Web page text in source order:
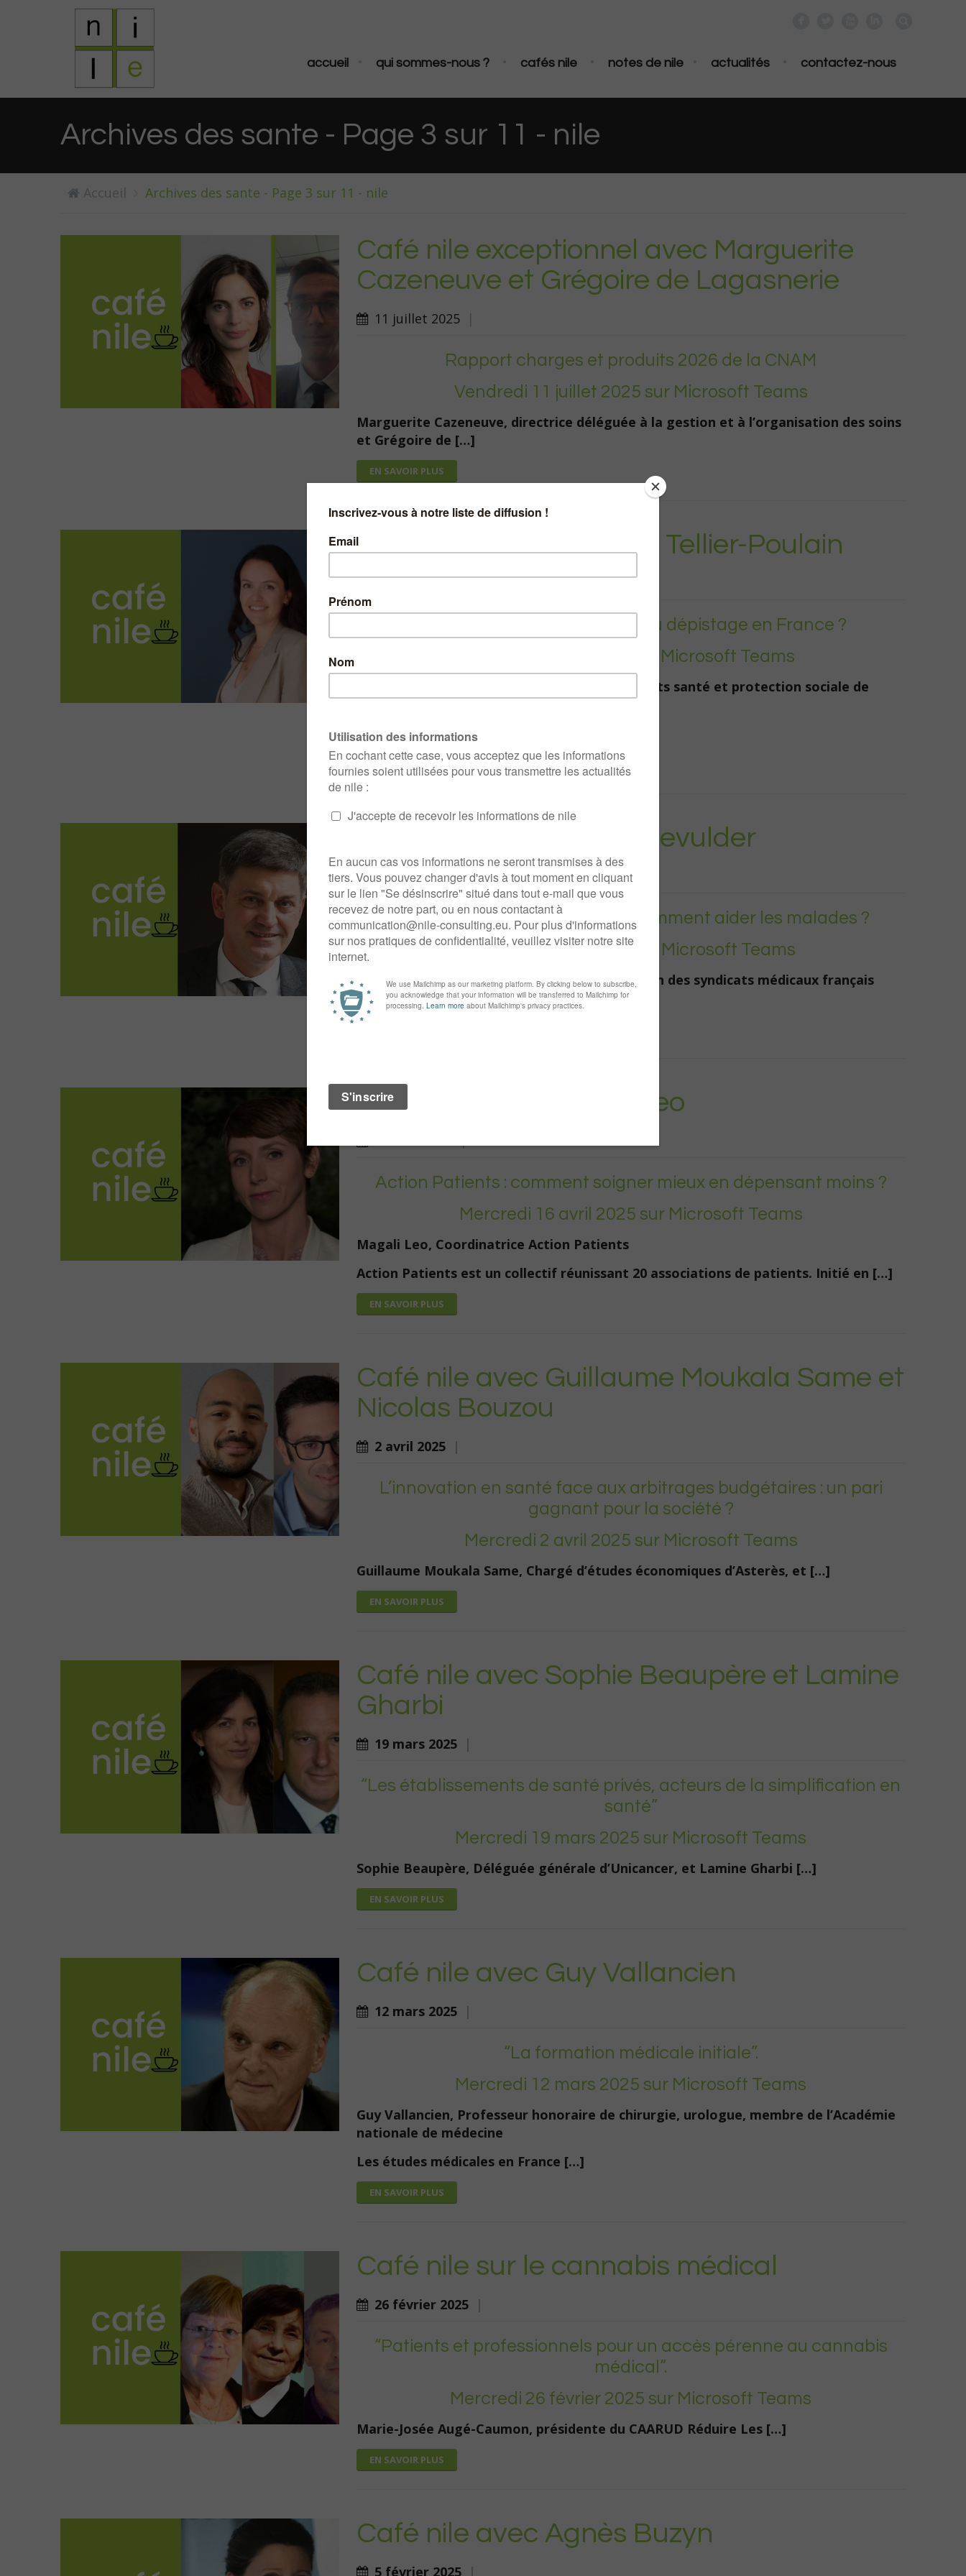
accueil qui sommes-nous ? cafés nile notes de nile actualités contactez-nous
Archives des sante - Page 3 sur 11 - nile
Accueil Archives des sante - Page 3 sur 11 - nile
Café nile exceptionnel avec Marguerite
Cazeneuve et Grégoire de Lagasnerie
11 juillet 2025 |
Rapport charges et produits 2026 de la CNAM
Vendredi 11 juillet 2025 sur Microsoft Teams
Marguerite Cazeneuve, directrice déléguée à la gestion et à l’organisation des soins
et Grégoire de […]
EN SAVOIR PLUS
Café nile avec Margaux Tellier-Poulain
4 juin 2025 |
Comment créer une culture du dépistage en France ?
Mercredi 4 juin 2025 sur Microsoft Teams
Margaux Tellier-Poulain, Responsable de projets santé et protection sociale de
l’Institut Montaigne
Alors que la […]
EN SAVOIR PLUS
Café nile avec Franck Devulder
7 mai 2025 |
Médecins et accès aux soins : comment aider les malades ?
Mercredi 7 mai 2025 sur Microsoft Teams
Franck Devulder, Président de la Confédération des syndicats médicaux français
(CSMF […]
Café nile avec Magali Leo
Action Patients : comment soigner mieux en dépensant moins ?
Mercredi 16 avril 2025 sur Microsoft Teams
Magali Leo, Coordinatrice Action Patients
Action Patients est un collectif réunissant 20 associations de patients. Initié en […]
EN SAVOIR PLUS
Café nile avec Guillaume Moukala Same et
Nicolas Bouzou
2 avril 2025 |
L’innovation en santé face aux arbitrages budgétaires : un pari
gagnant pour la société ?
Mercredi 2 avril 2025 sur Microsoft Teams
Guillaume Moukala Same, Chargé d’études économiques d’Asterès, et […]
EN SAVOIR PLUS
Café nile avec Sophie Beaupère et Lamine
Gharbi
19 mars 2025 |
“Les établissements de santé privés, acteurs de la simplification en
santé”
Mercredi 19 mars 2025 sur Microsoft Teams
Sophie Beaupère, Déléguée générale d’Unicancer, et Lamine Gharbi […]
EN SAVOIR PLUS
Café nile avec Guy Vallancien
12 mars 2025 |
“La formation médicale initiale”.
Mercredi 12 mars 2025 sur Microsoft Teams
Guy Vallancien, Professeur honoraire de chirurgie, urologue, membre de l’Académie
nationale de médecine
Les études médicales en France […]
EN SAVOIR PLUS
Café nile sur le cannabis médical
26 février 2025 |
“Patients et professionnels pour un accès pérenne au cannabis
médical”.
Mercredi 26 février 2025 sur Microsoft Teams
Marie-Josée Augé-Caumon, présidente du CAARUD Réduire Les […]
EN SAVOIR PLUS
Café nile avec Agnès Buzyn
5 février 2025 |